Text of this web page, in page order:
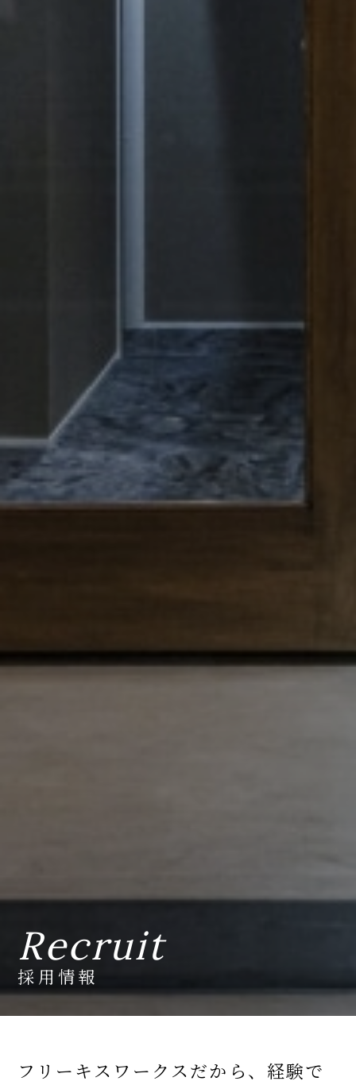
Recruit
採用情報
フリーキスワークスだから、経験で